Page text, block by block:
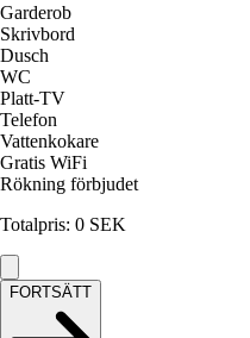
Garderob
Skrivbord
Dusch
WC
Platt-TV
Telefon
Vattenkokare
Gratis WiFi
Rökning förbjudet
Totalpris: 0 SEK
FORTSÄTT